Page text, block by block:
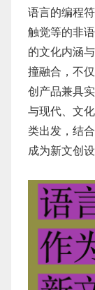
语言的编程
触觉等的非
的文化内涵
撞融合，不
创产品兼具
与现代、文
类出发，结
成为新文创